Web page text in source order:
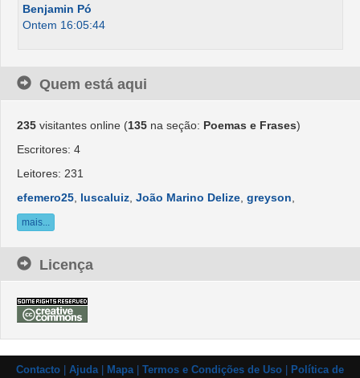
Benjamin Pó
Ontem 16:05:44
Quem está aqui
235 visitantes online (135 na seção: Poemas e Frases)
Escritores: 4
Leitores: 231
efemero25 luscaluiz João Marino Delize greyson
mais...
Licença
Contacto Ajuda| Mapa| Termos e Condições de Uso
Política de